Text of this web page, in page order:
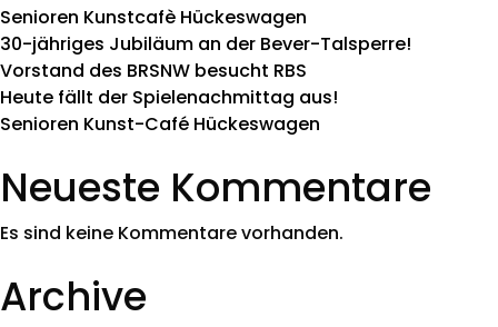
Senioren Kunstcafè Hückeswagen
30-jähriges Jubiläum an der Bever-Talsperre!
Vorstand des BRSNW besucht RBS
Heute fällt der Spielenachmittag aus!
Senioren Kunst-Café Hückeswagen
Neueste Kommentare
Es sind keine Kommentare vorhanden.
Archive